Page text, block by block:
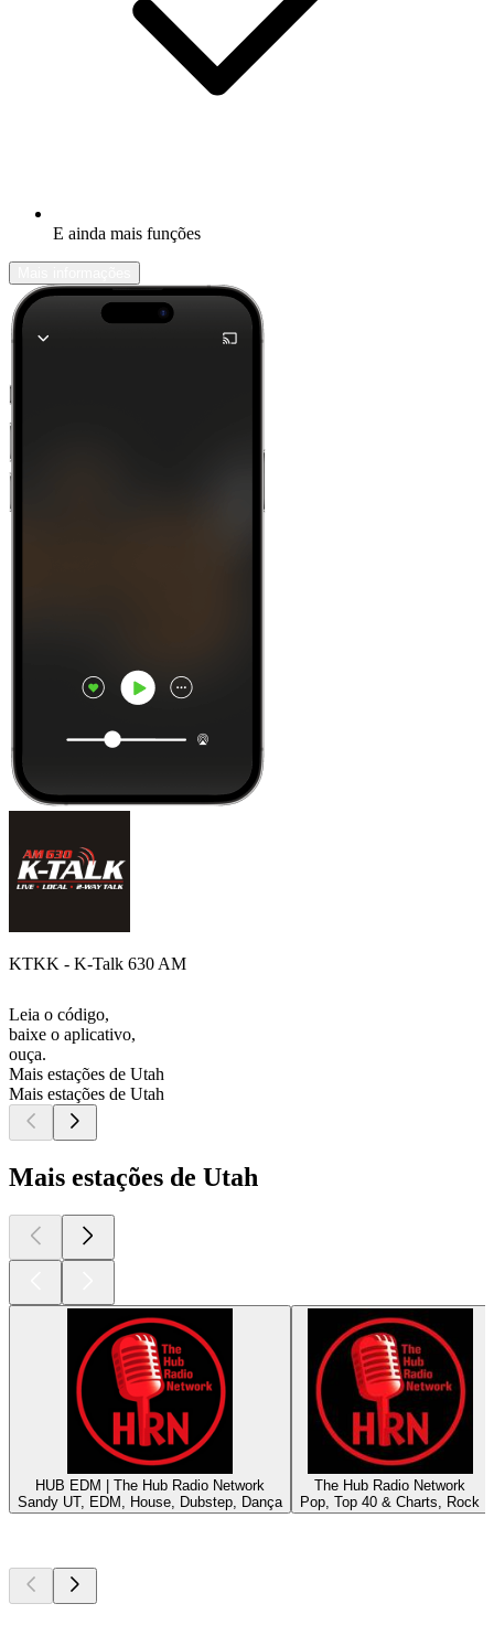
E ainda mais funções
KTKK - K-Talk 630 AM
Leia o código,
baixe o aplicativo,
ouça.
Mais estações de Utah
Mais estações de Utah
Mais estações de Utah
HUB EDM | The Hub Radio Network
Sandy UT, EDM, House, Dubstep, Dança
The Hub Radio Network
Pop, Top 40 & Charts, Rock